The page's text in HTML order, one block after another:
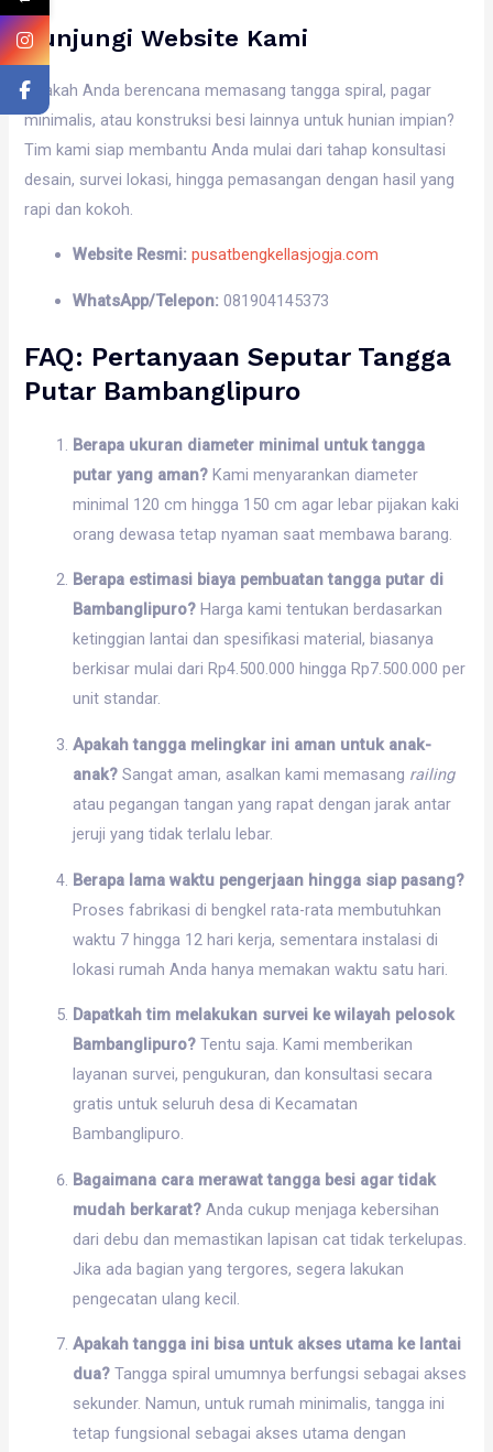
Kunjungi Website Kami
Apakah Anda berencana memasang tangga spiral, pagar
minimalis, atau konstruksi besi lainnya untuk hunian impian?
Tim kami siap membantu Anda mulai dari tahap konsultasi
desain, survei lokasi, hingga pemasangan dengan hasil yang
rapi dan kokoh.
Website Resmi: pusatbengkellasjogja.com
WhatsApp/Telepon: 081904145373
FAQ: Pertanyaan Seputar Tangga
Putar Bambanglipuro
Berapa ukuran diameter minimal untuk tangga
putar yang aman? Kami menyarankan diameter
minimal 120 cm hingga 150 cm agar lebar pijakan kaki
orang dewasa tetap nyaman saat membawa barang.
Berapa estimasi biaya pembuatan tangga putar di
Bambanglipuro? Harga kami tentukan berdasarkan
ketinggian lantai dan spesifikasi material, biasanya
berkisar mulai dari Rp4.500.000 hingga Rp7.500.000 per
unit standar.
Apakah tangga melingkar ini aman untuk anak-
anak? Sangat aman, asalkan kami memasang railing
atau pegangan tangan yang rapat dengan jarak antar
jeruji yang tidak terlalu lebar.
Berapa lama waktu pengerjaan hingga siap pasang?
Proses fabrikasi di bengkel rata-rata membutuhkan
waktu 7 hingga 12 hari kerja, sementara instalasi di
lokasi rumah Anda hanya memakan waktu satu hari.
Dapatkah tim melakukan survei ke wilayah pelosok
Bambanglipuro? Tentu saja. Kami memberikan
layanan survei, pengukuran, dan konsultasi secara
gratis untuk seluruh desa di Kecamatan
Bambanglipuro.
Bagaimana cara merawat tangga besi agar tidak
mudah berkarat? Anda cukup menjaga kebersihan
dari debu dan memastikan lapisan cat tidak terkelupas.
Jika ada bagian yang tergores, segera lakukan
pengecatan ulang kecil.
Apakah tangga ini bisa untuk akses utama ke lantai
dua? Tangga spiral umumnya berfungsi sebagai akses
sekunder. Namun, untuk rumah minimalis, tangga ini
tetap fungsional sebagai akses utama dengan